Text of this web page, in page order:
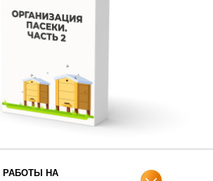
РАБОТЫ НА